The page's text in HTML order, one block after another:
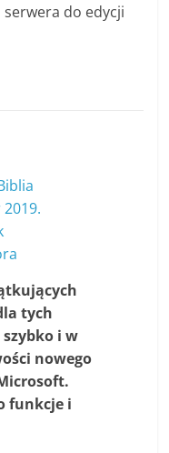
do edycji
tych
i w
nowego
funkcje i